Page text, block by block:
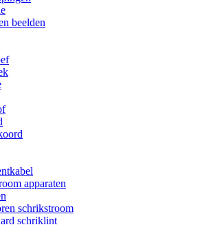
beelden
apparaten
schrikstroom
schriklint